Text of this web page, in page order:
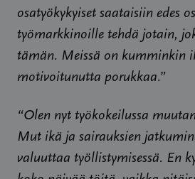
osatyökykyiset saataisiin edes
työmarkkinoille tehdä jotain,
tämän. Meissä on kumminkin
motivoitunutta porukkaa.”
“Olen nyt työkokeilussa
Mut ikä ja sairauksien
valuuttaa työllistymisessä. En